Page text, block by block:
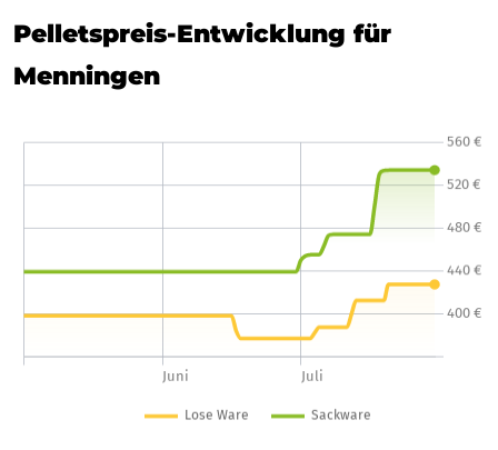
Pelletspreis-Entwicklung für
Menningen